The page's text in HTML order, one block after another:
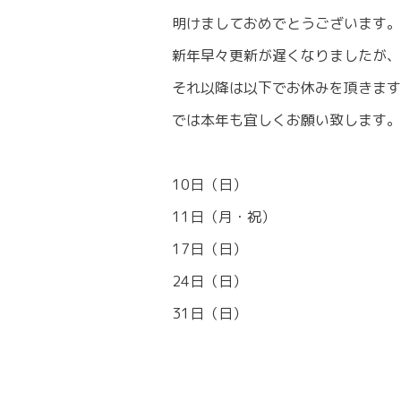
明けましておめでとうございます。
新年早々更新が遅くなりましたが
それ以降は以下でお休みを頂きます
では本年も宜しくお願い致します。
10日（日）
11日（月・祝）
17日（日）
24日（日）
31日（日）